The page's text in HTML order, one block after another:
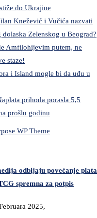
do Ukrajine
Knežević i Vučića nazvati
Zelenskog u Beograd?
Amfilohijevim putem, ne
staze!
i Island mogle bi da uđu u
prihoda porasla 5,5
prošlu godinu
odbijaju povećanje plata
spremna za potpis
2025,